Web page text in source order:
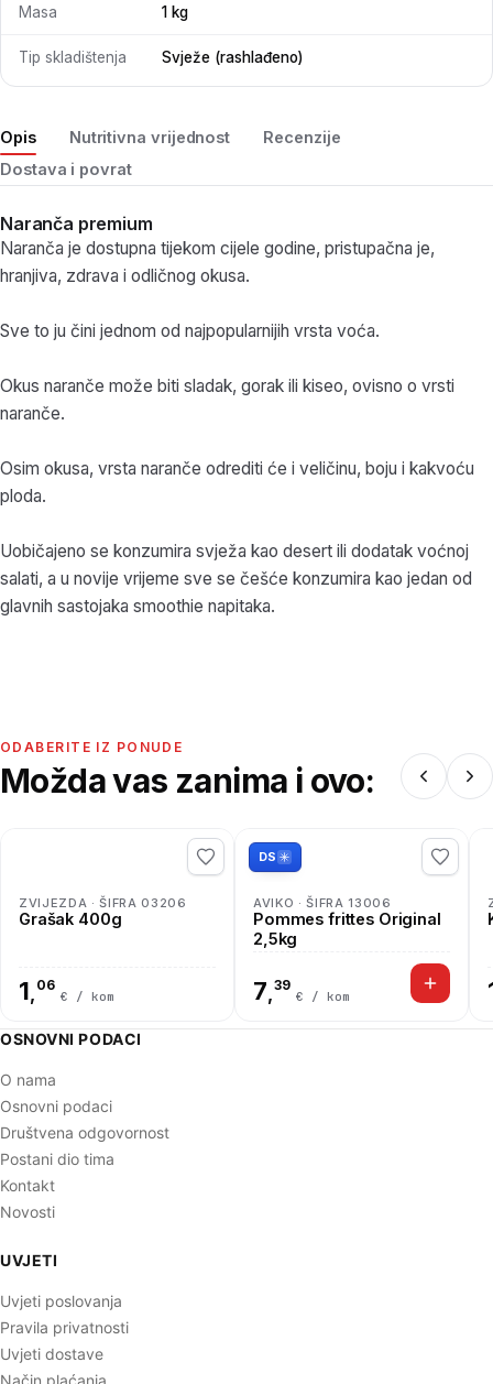
Opis Nutritivna vrijednost
Recenzije
Dostava i povrat
Naranča premium
Naranča je dostupna tijekom cijele godine, pristupačna je,
hranjiva, zdrava i odličnog okusa.
Sve to ju čini jednom od najpopularnijih vrsta voća.
Okus naranče može biti sladak, gorak ili kiseo, ovisno o vrsti
naranče.
Osim okusa, vrsta naranče odrediti će i veličinu, boju i kakvoću
ploda.
Uobičajeno se konzumira svježa kao desert ili dodatak voćnoj
salati, a u novije vrijeme sve se češće konzumira kao jedan od
glavnih sastojaka smoothie napitaka.
Masa 1 kg
Tip skladištenja Svježe (rashlađeno)
ODABERITE IZ PONUDE
Možda vas zanima i ovo:
ZVIJEZDA · ŠIFRA 03206
Grašak 400g
1, 06
€ / kom
DS
AVIKO · ŠIFRA 13006
Pommes frittes Original
2,5kg
7,39
€ / kom
OSNOVNI PODACI
O nama
Osnovni podaci
Društvena odgovornost
Postani dio tima
Kontakt
Novosti
UVJETI
Uvjeti poslovanja
Pravila privatnosti
Uvjeti dostave
Način plaćanja